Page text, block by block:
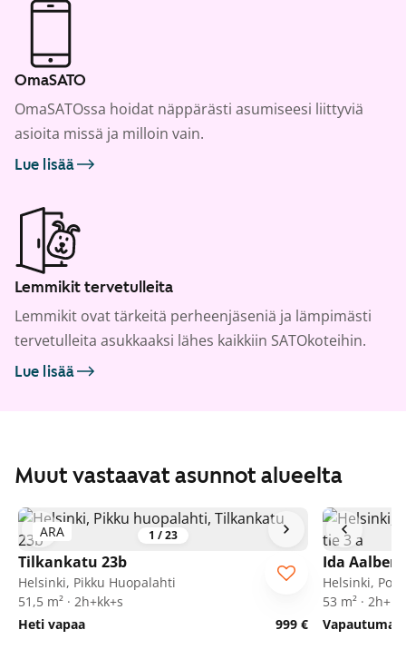
OmaSATO
OmaSATOssa hoidat näppärästi asumiseesi liittyviä
asioita missä ja milloin vain.
Lue lisää
Lemmikit tervetulleita
Lemmikit ovat tärkeitä perheenjäseniä ja lämpimästi
tervetulleita asukkaaksi lähes kaikkiin SATOkoteihin.
Lue lisää
Muut vastaavat asunnot alueelta
1 /23
ARA
Tilkankatu 23b
Helsinki, Pikku Huopalahti
51,5 m² · 2h+kk+s
Heti vapaa
999 €
Ida
Helsinki,
53 m² · 2h+k